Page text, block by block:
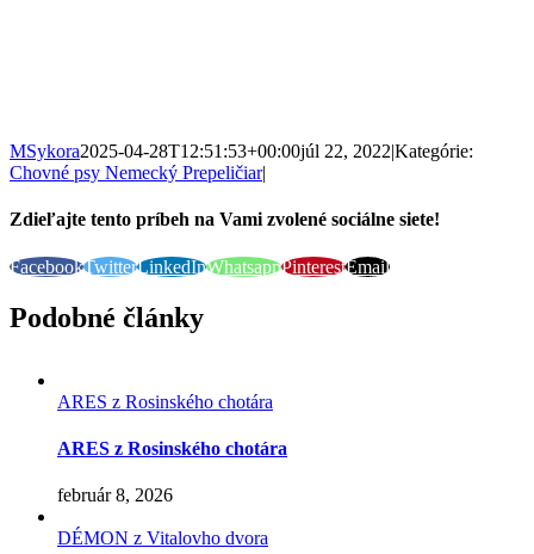
MSykora2025-04-28T12:51:53+00:00júl 22, 2022|Kategórie:
Chovné psy Nemecký Prepeličiar|
Zdieľajte tento príbeh na Vami zvolené sociálne siete!
FacebookTwitterLinkedInWhatsappPinterestEmail
Podobné články
ARES z Rosinského chotára
ARES z Rosinského chotára
február 8, 2026
DÉMON z Vitalovho dvora